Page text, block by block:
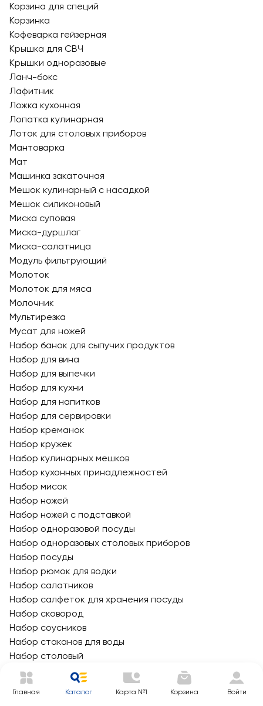
Корзина для специй
Корзинка
Кофеварка гейзерная
Крышка для СВЧ
Крышки одноразовые
Ланч-бокс
Лафитник
Ложка кухонная
Лопатка кулинарная
Лоток для столовых приборов
Мантоварка
Мат
Машинка закаточная
Мешок кулинарный с насадкой
Мешок силиконовый
Миска суповая
Миска-дуршлаг
Миска-салатница
Модуль фильтрующий
Молоток
Молоток для мяса
Молочник
Мультирезка
Мусат для ножей
Набор банок для сыпучих продуктов
Набор для вина
Набор для выпечки
Набор для кухни
Набор для напитков
Набор для сервировки
Набор креманок
Набор кружек
Набор кулинарных мешков
Набор кухонных принадлежностей
Набор мисок
Набор ножей
Набор ножей с подставкой
Набор одноразовой посуды
Набор одноразовых столовых приборов
Набор посуды
Набор рюмок для водки
Набор салатников
Набор салфеток для хранения посуды
Набор сковород
Набор соусников
Набор стаканов для воды
Набор столовый
Набор фужеров для шампанского
Насадка для мешков
Нож для мяса
Главная Каталог Карта №1 Корзина Войти